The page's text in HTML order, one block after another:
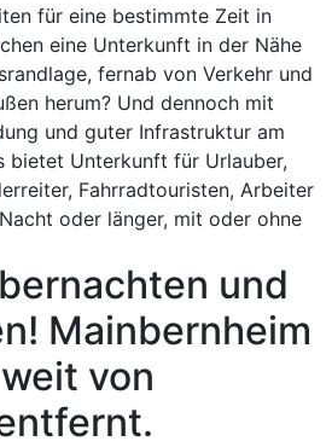
für eine bestimmte Zeit in
eine Unterkunft in der Nähe
fernab von Verkehr und
herum? Und dennoch mit
und guter Infrastruktur am
bietet Unterkunft für Urlauber,
Fahrradtouristen, Arbeiter
oder länger, mit oder ohne
und
Mainbernheim
von